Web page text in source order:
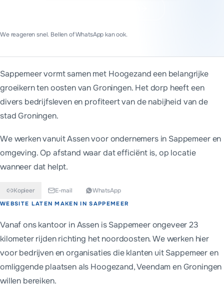
We reageren snel. Bellen of WhatsApp kan ook.
Sappemeer vormt samen met Hoogezand een belangrijke
groeikern ten oosten van Groningen. Het dorp heeft een
divers bedrijfsleven en profiteert van de nabijheid van de
stad Groningen.
We werken vanuit Assen voor ondernemers in Sappemeeren
omgeving. Op afstand waar dat efficiënt is, op locatie
wanneer dat helpt.
Kopieer E-mail WhatsApp
Kort antwoord
WEBSITE LATEN MAKEN INSAPPEMEER
Vanaf ons kantoor in Assen is Sappemeer ongeveer 23
kilometer rijden richting het noordoosten. We werken hier
voor bedrijven en organisaties die klanten uit Sappemeer en
omliggende plaatsen als Hoogezand, Veendam en Groningen
willen bereiken.